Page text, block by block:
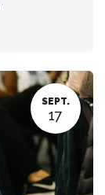
SEPT.
17